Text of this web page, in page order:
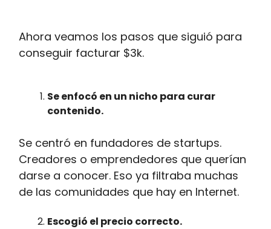
Ahora veamos los pasos que siguió para
conseguir facturar $3k.
Se enfocó en un nicho para curar
contenido.
Se centró en fundadores de startups.
Creadores o emprendedores que querían
darse a conocer. Eso ya filtraba muchas
de las comunidades que hay en Internet.
Escogió el precio correcto.